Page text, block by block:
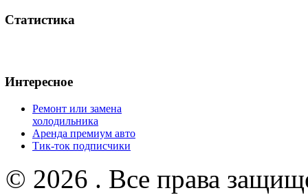
Статистика
Интересное
Ремонт или замена
холодильника
Аренда премиум авто
Тик-ток подписчики
© 2026 . Все права